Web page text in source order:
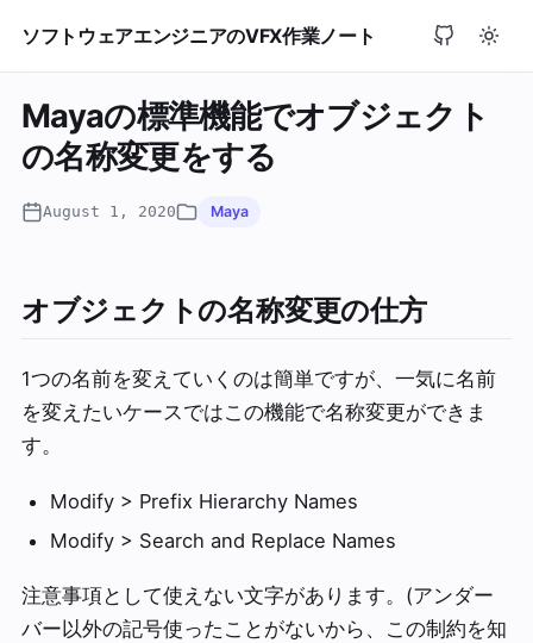
ソフトウェアエンジニアのVFX作業ノート
Mayaの標準機能でオブジェクト
の名称変更をする
August 1, 2020 Maya
オブジェクトの名称変更の仕方
1つの名前を変えていくのは簡単ですが、一気に名前
を変えたいケースではこの機能で名称変更ができま
す。
Modify > Prefix Hierarchy Names
Modify > Search and Replace Names
注意事項として使えない文字があります。(アンダー
バー以外の記号使ったことがないから、この制約を知